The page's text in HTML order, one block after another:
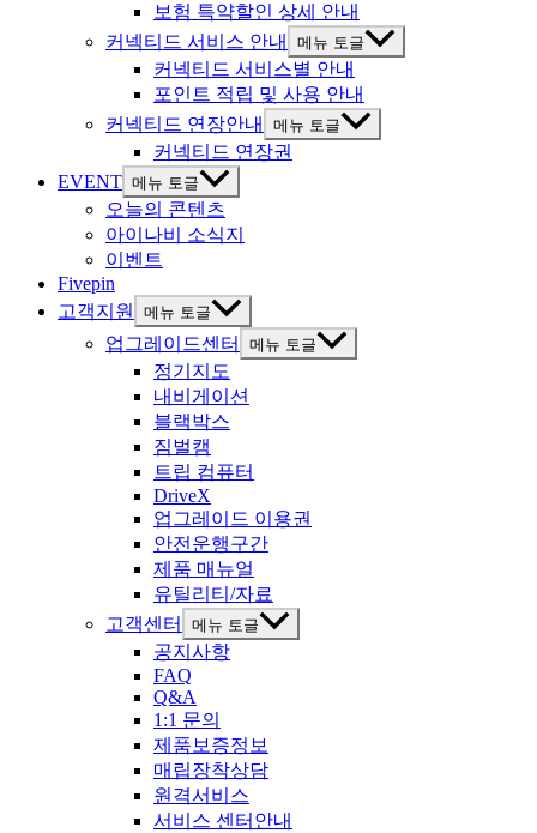
보험 특약할인 상세 안내
커넥티드 서비스 안내
메뉴 토글
커넥티드 서비스별 안내
포인트 적립 및 사용 안내
커넥티드 연장안내
메뉴 토글
커넥티드 연장권
EVENT 메뉴 토글
오늘의 콘텐츠
아이나비 소식지
이벤트
Fivepin
고객지원
메뉴 토글
업그레이드센터 메뉴 토글
정기지도
내비게이션
블랙박스
짐벌캠
트립 컴퓨터
DriveX
업그레이드 이용권
안전운행구간
제품 매뉴얼
유틸리티/자료
고객센터
메뉴 토글
공지사항
FAQ
Q&A
1:1 문의
제품보증정보
매립장착상담
원격서비스
서비스 센터안내